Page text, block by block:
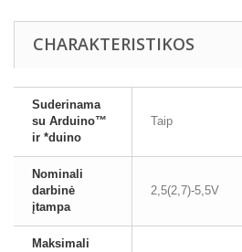
CHARAKTERISTIKOS
Suderinama
su Arduino™
ir *duino
Taip
Nominali
darbinė
įtampa
2,5(2,7)-5,5V
Maksimali